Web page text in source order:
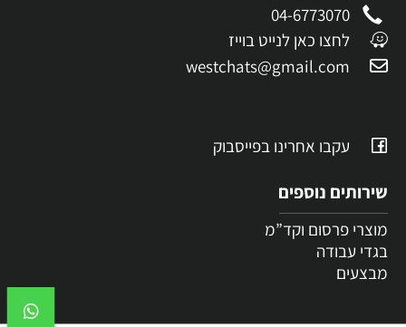
04-6773070
לחצו כאן לנייט בוייז
westchats@gmail.com
עקבו אחרינו בפייסבוק
שירותים נוספים
מוצרי פרסום וקד”מ
בגדי עבודה
מבצעים